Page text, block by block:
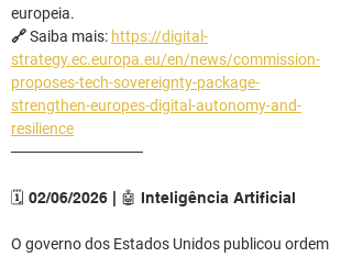
europeia.
🔗 Saiba mais: https://digital-
strategy.ec.europa.eu/en/news/commission-
proposes-tech-sovereignty-package-
strengthen-europes-digital-autonomy-and-
resilience
────────────
🗓️ 02/06/2026 | 🤖 Inteligência Artificial
O governo dos Estados Unidos publicou ordem